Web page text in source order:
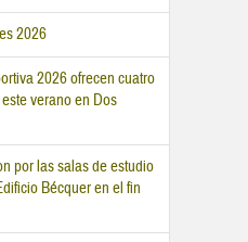
2026
2026 ofrecen cuatro
verano en Dos
por las salas de estudio
Bécquer en el fin